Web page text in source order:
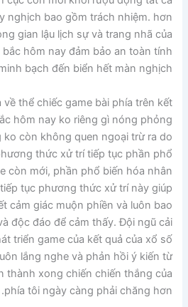
nghịch bao gồm trách nhiệm. hơn
gian lậu lịch sự và trang nhã của
hôm nay đảm bảo an toàn tính
bạch đến biển hết màn nghịch.
thể chiếc game bài phía trên kết
hôm nay ko riêng gì nóng phỏng
còn không quen ngoại trừ ra do
thức xử trí tiếp tục phần phổ
còn mới, phần phổ biến hóa nhân
tục phương thức xử trí này giúp
cảm giác muộn phiền và luôn bao
độc đáo để cảm thấy. Đội ngũ cải
triển game của kết quả của xổ số
lắng nghe và phản hồi ý kiến từ
thành xong chiến chiến thắng của
phía tôi ngày càng phải chăng hơn.